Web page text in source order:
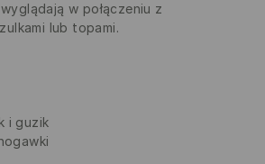
w połączeniu z
lub topami.
i guzik